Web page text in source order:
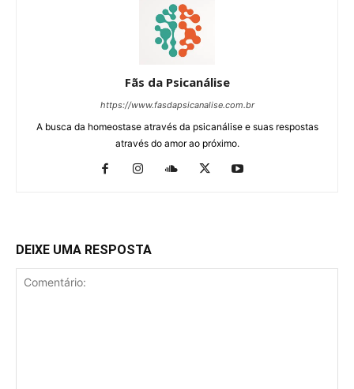
Fãs da Psicanálise
https://www.fasdapsicanalise.com.br
A busca da homeostase através da psicanálise e suas respostas
através do amor ao próximo.
DEIXE UMA RESPOSTA